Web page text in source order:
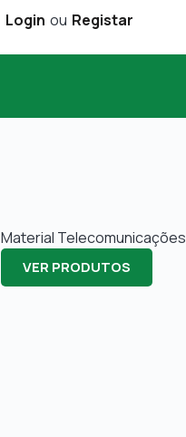
Login ou Registar
Material Telecomunicações
VER PRODUTOS